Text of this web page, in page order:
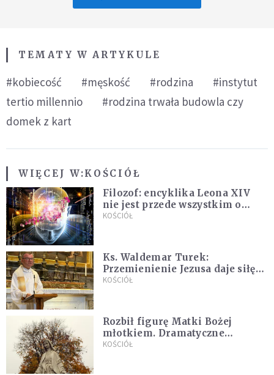
TEMATY W ARTYKULE
#kobiecość #męskość #rodzina
#instytut
tertio millennio
#rodzina trwała budowla czy
domek z kart
WIĘCEJ W:KOŚCIÓŁ
Filozof: encyklika Leona XIV
nie jest przede wszystkim o
sztucznej inteligencji
KOŚCIÓŁ
Ks. Waldemar Turek:
Przemienienie Jezusa daje siłę
do pokonywania przeciwności
KOŚCIÓŁ
Rozbił figurę Matki Bożej
młotkiem. Dramatyczne
nagranie w sieci
KOŚCIÓŁ